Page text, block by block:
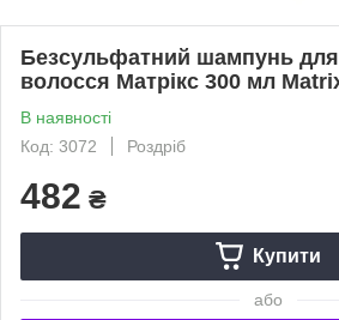
Безсульфатний шампунь
волосся Матрікс 300 мл
В наявності
Код: 3072
Роздріб
482 ₴
Купити
або